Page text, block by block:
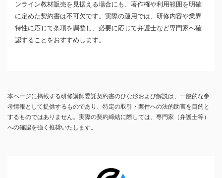
ンライン教材販売を見据える場合にも、著作権や利用範囲を明確
に定めた契約書は不可欠です。実際の運用では、研修内容や業界
特性に応じて条項を調整し、必要に応じて弁護士など専門家へ確
認することをおすすめします。
本ページに掲載する研修講師委託契約書のひな形および解説は、一般的な参
考情報として提供するものであり、特定の取引・案件への法的助言を目的と
するものではありません。実際の契約締結に際しては、専門家（弁護士等）
への確認を強く推奨いたします。